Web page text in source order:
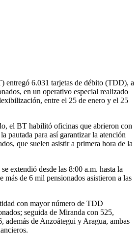
entregó 6.031 tarjetas de débito (TDD), a
en un operativo especial realizado
entre el 25 de enero y el 25
el BT habilitó oficinas que abrieron con
pautada para así garantizar la atención
que suelen asistir a primera hora de la
extendió desde las 8:00 a.m. hasta la
más de 6 mil pensionados asistieron a las
con mayor número de TDD
seguida de Miranda con 525,
además de Anzoátegui y Aragua, ambas